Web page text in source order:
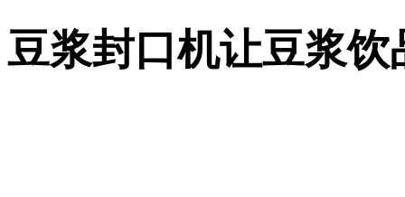
豆浆封口机让豆浆饮